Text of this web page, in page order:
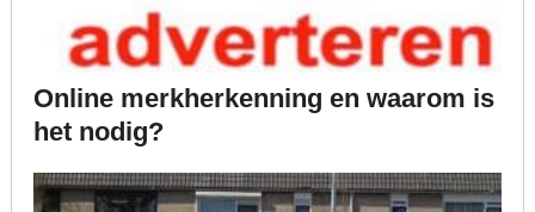
Online merkherkenning en waarom is
het nodig?